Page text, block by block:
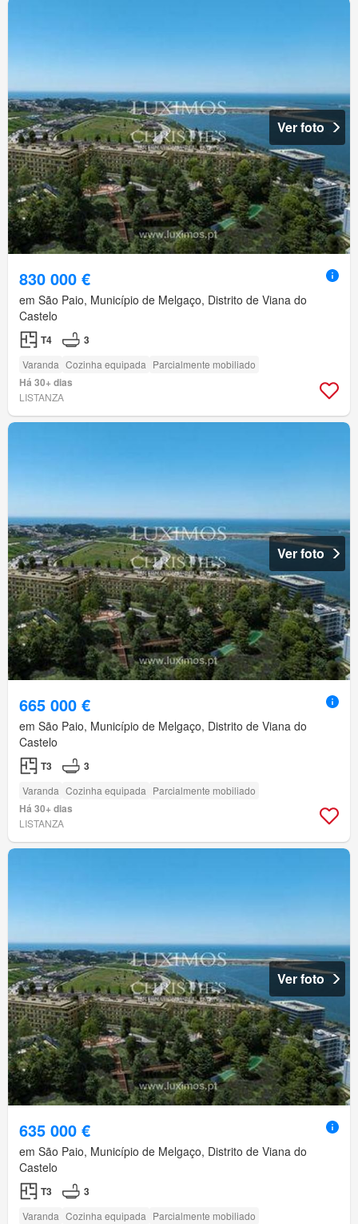
Ver foto
830 000 €
em São Paio, Município de Melgaço, Distrito de Viana do
Castelo
T4 3
Varanda Cozinha equipada Parcialmente mobiliado
Há 30+ dias
LISTANZA
Ver foto
665 000 €
em São Paio, Município de Melgaço, Distrito de Viana do
Castelo
T3 3
Varanda Cozinha equipada Parcialmente mobiliado
Há 30+ dias
LISTANZA
Ver foto
635 000 €
em São Paio, Município de Melgaço, Distrito de Viana do
Castelo
T3 3
Varanda Cozinha equipada Parcialmente mobiliado